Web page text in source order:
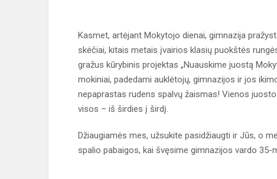
Kasmet, artėjant Mokytojo dienai, gimnazija
skėčiai, kitais metais įvairios klasių puokštės
gražus kūrybinis projektas „Nuauskime juostą
mokiniai, padedami auklėtojų, gimnazijos ir jos
nepaprastas rudens spalvų žaismas! Vienos
visos – iš širdies į širdį.
Džiaugiamės mes, užsukite pasidžiaugti ir Jūs, o
spalio pabaigos, kai švęsime gimnazijos vardo